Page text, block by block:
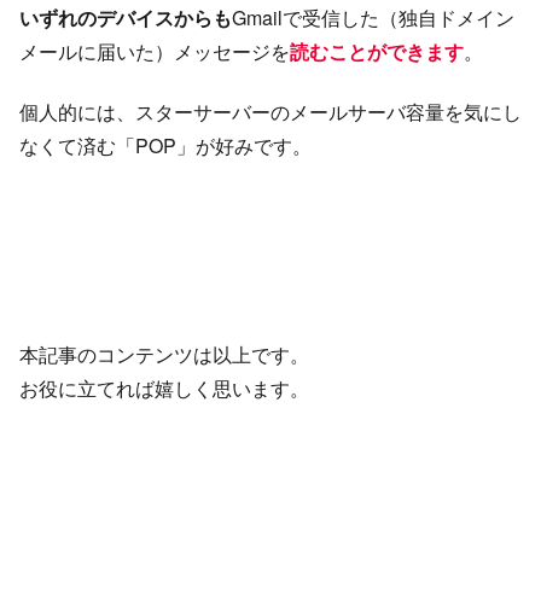
いずれのデバイスからもGmailで受信した（独自ドメイン
メールに届いた）メッセージを読むことができます。
個人的には、スターサーバーのメールサーバ容量を気にし
なくて済む「POP」が好みです。
本記事のコンテンツは以上です。
お役に立てれば嬉しく思います。